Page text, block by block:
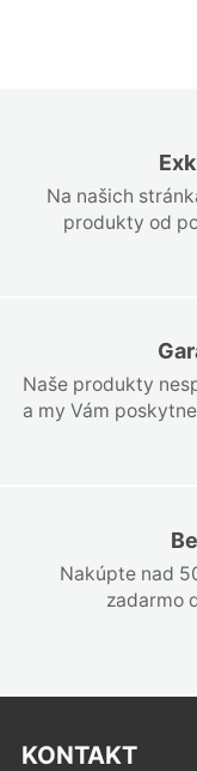
Na našich
produkty od
Naše produkty
a my Vám
Nakúpte nad
zadarmo
KONTAKT